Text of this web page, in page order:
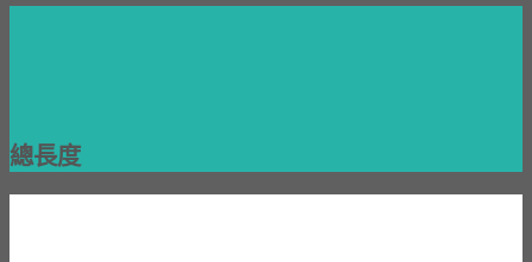
總長度